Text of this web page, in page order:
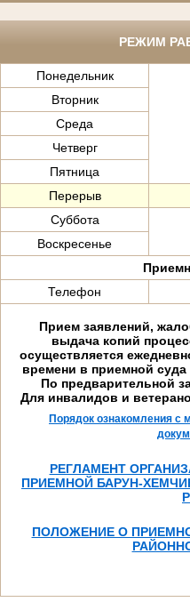
РЕЖИМ
Понедельник
Вторник
Среда
Четверг
Пятница
Перерыв
Суббота
Воскресенье
Телефон
Прием заявлений,
выдача копий
осуществляется
времени в приемной
По предварительной
Для инвалидов и
Порядок ознакомления с
РЕГЛАМЕНТ
ПРИЕМНОЙ БАРУН-
ПОЛОЖЕНИЕ О